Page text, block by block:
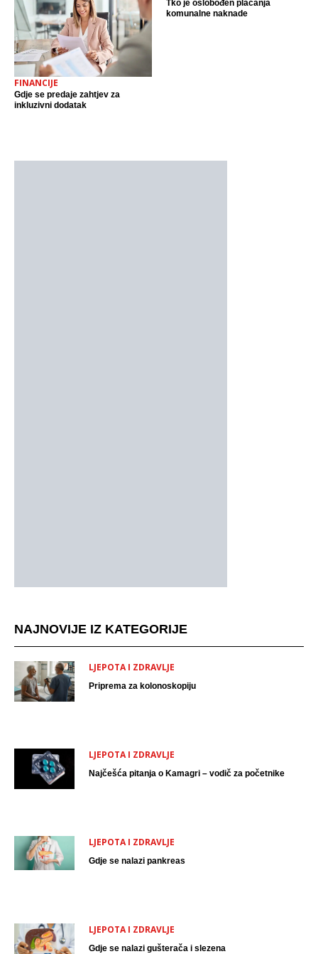
FINANCIJE
Gdje se predaje zahtjev za
inkluzivni dodatak
Tko je oslobođen plaćanja
komunalne naknade
NAJNOVIJE IZ KATEGORIJE
LJEPOTA I ZDRAVLJE
Priprema za kolonoskopiju
LJEPOTA I ZDRAVLJE
Najčešća pitanja o Kamagri – vodič za početnike
LJEPOTA I ZDRAVLJE
Gdje se nalazi pankreas
LJEPOTA I ZDRAVLJE
Gdje se nalazi gušterača i slezena